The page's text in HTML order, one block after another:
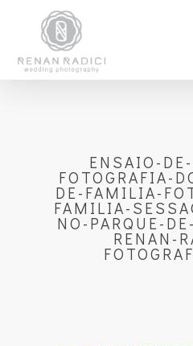
ENSAIO-
FOTOGRAFIA-
DE-FAMILIA-
FAMILIA-
NO-PARQUE-
RENAN-